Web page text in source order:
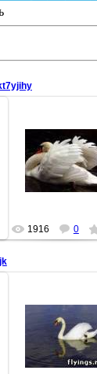
26.10.2010
farid47
1916 0
26.10.2010
farid47